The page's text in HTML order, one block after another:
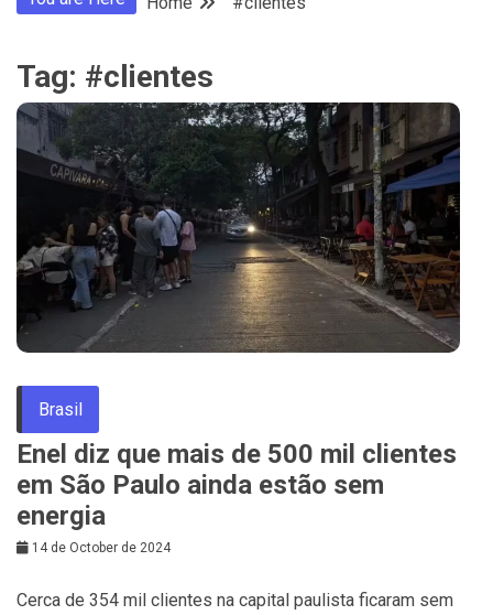
Tag: #clientes
Brasil
Enel diz que mais de 500 mil clientes
em São Paulo ainda estão sem
energia
14 de October de 2024
Cerca de 354 mil clientes na capital paulista ficaram sem